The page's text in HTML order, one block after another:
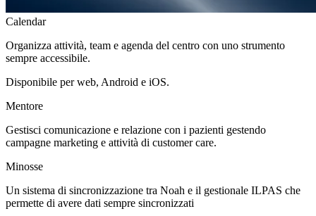
Calendar
Organizza attività, team e agenda del centro con uno strumento
sempre accessibile.
Disponibile per web, Android e iOS.
Mentore
Gestisci comunicazione e relazione con i pazienti gestendo
campagne marketing e attività di customer care.
Minosse
Un sistema di sincronizzazione tra Noah e il gestionale ILPAS che
permette di avere dati sempre sincronizzati